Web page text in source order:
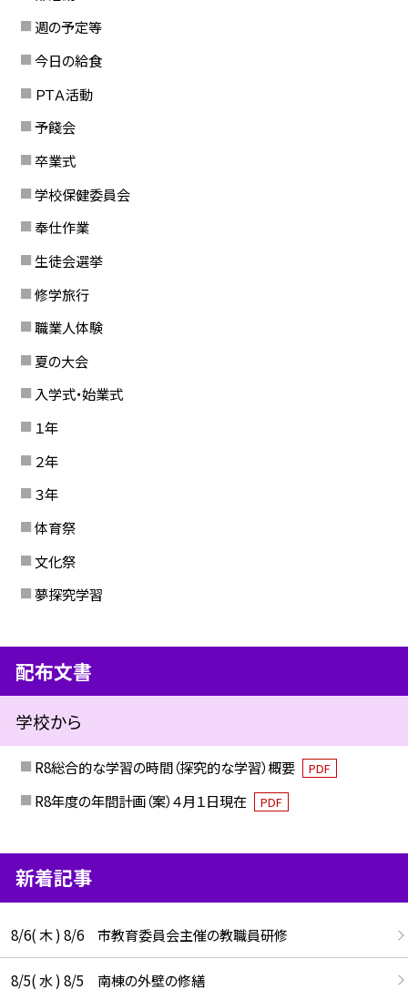
週の予定等
今日の給食
ＰＴＡ活動
予餞会
卒業式
学校保健委員会
奉仕作業
生徒会選挙
修学旅行
職業人体験
夏の大会
入学式・始業式
１年
２年
３年
体育祭
文化祭
夢探究学習
配布文書
学校から
R8総合的な学習の時間（探究的な学習）概要 PDF
R8年度の年間計画（案）４月１日現在 PDF
新着記事
8/6( 木 ) 8/6 市教育委員会主催の教職員研修
8/5( 水 ) 8/5 南棟の外壁の修繕